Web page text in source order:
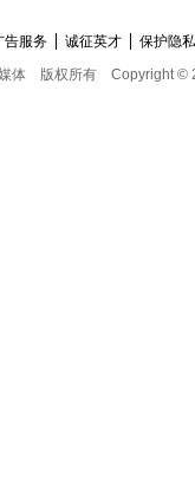
告服务 诚征英才
保护隐
体
版权所有 Copyright ©